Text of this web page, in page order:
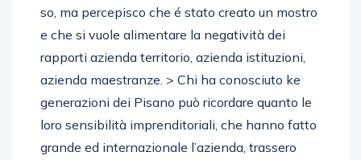
so, ma percepisco che é stato creato un mostro
e che si vuole alimentare la negatività dei
rapporti azienda territorio, azienda istituzioni,
azienda maestranze. > Chi ha conosciuto ke
generazioni dei Pisano può ricordare quanto le
loro sensibilità imprenditoriali, che hanno fatto
grande ed internazionale l’azienda, trassero